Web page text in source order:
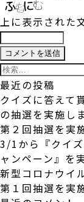
上に表示された
検
索:
最近の投稿
クイズに答えて
の抽選を実施し
第２回抽選を実
3/1から『クイ
ャンペーン』を
新型コロナウイ
第１回抽選を実